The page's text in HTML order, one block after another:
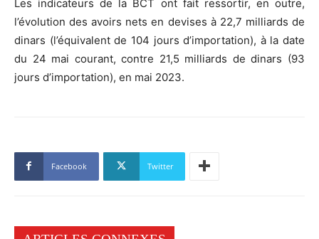
Les indicateurs de la BCT ont fait ressortir, en outre,
l’évolution des avoirs nets en devises à 22,7 milliards de
dinars (l’équivalent de 104 jours d’importation), à la date
du 24 mai courant, contre 21,5 milliards de dinars (93
jours d’importation), en mai 2023.
Facebook Twitter